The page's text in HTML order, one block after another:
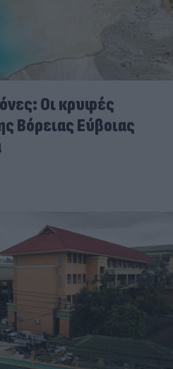
Οι κρυφές
Βόρειας Εύβοιας